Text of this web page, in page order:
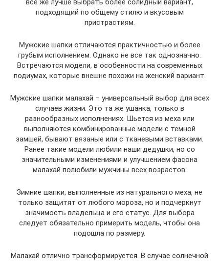
подходящий по общему стилю и вкусовым
пристрастиям.
Мужские шапки отличаются практичностью и более
грубым исполнением. Однако не все так однозначно.
Встречаются модели, в особенности на современных
подиумах, которые внешне похожи на женский вариант.
Мужские шапки малахай – универсальный выбор для всех
случаев жизни. Это та же ушанка, только в
разнообразных исполнениях. Шьется из меха или
выполняются комбинированные модели с темной
замшей, бывают вязаные или с тканевыми вставками.
Ранее такие модели любили наши дедушки, но со
значительными изменениями и улучшением фасона
малахай полюбили мужчины всех возрастов.
Зимние шапки, выполненные из натурального меха, не
только защитят от любого мороза, но и подчеркнут
значимость владельца и его статус. Для выбора
следует обязательно примерить модель, чтобы она
подошла по размеру.
Малахай отлично трансформируется. В случае солнечной